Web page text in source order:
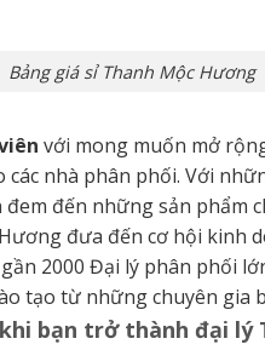
Bảng giá sỉ Thanh Mộc Hương
với mong muốn mở
các nhà phân phối. Với
đến những sản phẩm
đưa đến cơ hội kinh
2000 Đại lý phân phối
tạo từ những chuyên gia
bạn trở thành đại lý